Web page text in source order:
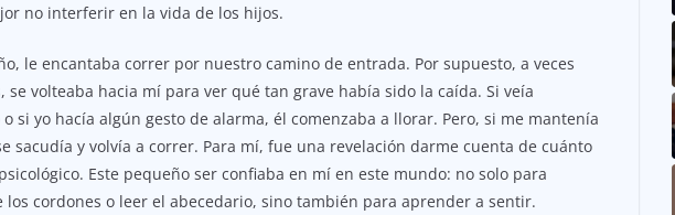
no interferir en la vida de los hijos.
le encantaba correr por nuestro camino de entrada. Por supuesto, a veces
se volteaba hacia mí para ver qué tan grave había sido la caída. Si veía
si yo hacía algún gesto de alarma, él comenzaba a llorar. Pero, si me mantenía
sacudía y volvía a correr. Para mí, fue una revelación darme cuenta de cuánto
Este pequeño ser confiaba en mí en este mundo: no solo para
los cordones o leer el abecedario, sino también para aprender a sentir.